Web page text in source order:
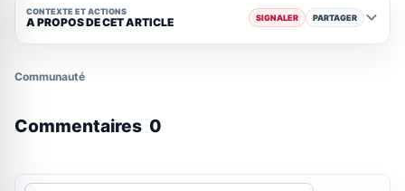
CONTEXTE ET ACTIONS
A PROPOS DE CET ARTICLE SIGNALER PARTAGER
Communauté
Commentaires 0